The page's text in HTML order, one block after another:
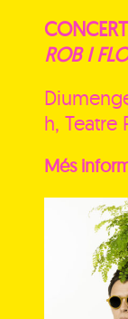
ROB I
h, Teatre
Més